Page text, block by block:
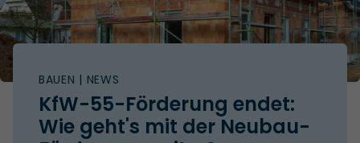
BAUEN | NEWS
KfW-55-Förderung endet:
Wie geht's mit der Neubau-